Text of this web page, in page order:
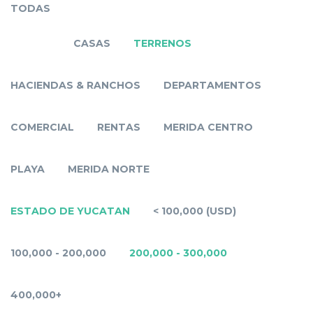
TODAS
CASAS TERRENOS
HACIENDAS & RANCHOS DEPARTAMENTOS
COMERCIAL RENTAS MERIDA CENTRO
PLAYA MERIDA NORTE
ESTADO DE YUCATAN < 100,000 (USD)
100,000 - 200,000 200,000 - 300,000
400,000+